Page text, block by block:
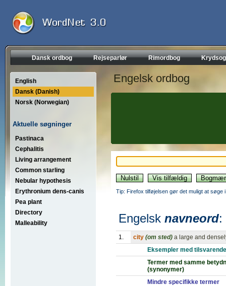
Dansk ordbog Rejseparlør Rimordbog
English
Dansk (Danish)
Norsk (Norwegian)
Aktuelle søgninger
Pastinaca
Cephalitis
Living arrangement
Common starling
Nebular hypothesis
Erythronium dens-canis
Pea plant
Directory
Malleability
Engelsk ordbog
Tip: Firefox tilføjelsen gør det muligt at søge
Engelsk navneord:
1. city (om sted) a large and
Eksempler med
Termer med samme
(synonymer)
Mindre specifikke termer